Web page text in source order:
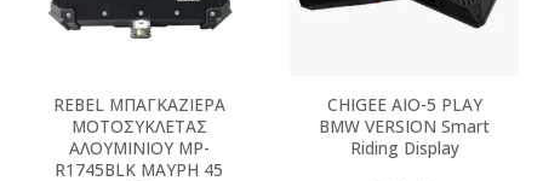
REBEL ΜΠΑΓΚΑΖΙΕΡΑ
ΜΟΤΟΣΥΚΛΕΤΑΣ
ΑΛΟΥΜΙΝΙΟΥ MP-
R1745BLK ΜΑΥΡΗ 45
CHIGEE AIO-5 PLAY
BMW VERSION Smart
Riding Display